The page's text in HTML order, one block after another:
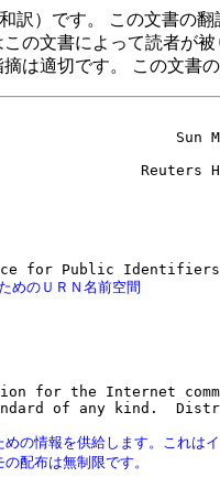
訳）です。 この文書の
の文書によって読者が
は適切です。 この文書
Sun
Reuters
のＵＲＮ名前空間
for the Internet
of any kind.
の情報を供給します。これは
配布は無制限です。